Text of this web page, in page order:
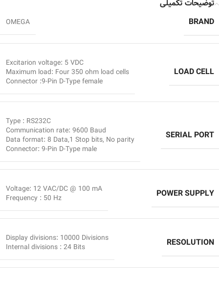
توضیحات تکمیلی
BRAND
OMEGA
LOAD CELL
Excitarion voltage: 5 VDC
Maximum load: Four 350 ohm load cells
Connector :9-Pin D-Type female
SERIAL PORT
Type : RS232C
Communication rate: 9600 Baud
Data format: 8 Data,1 Stop bits, No parity
Connector: 9-Pin D-Type male
POWER SUPPLY
Voltage: 12 VAC/DC @ 100 mA
Frequency : 50 Hz
RESOLUTION
Display divisions: 10000 Divisions
Internal divisions : 24 Bits